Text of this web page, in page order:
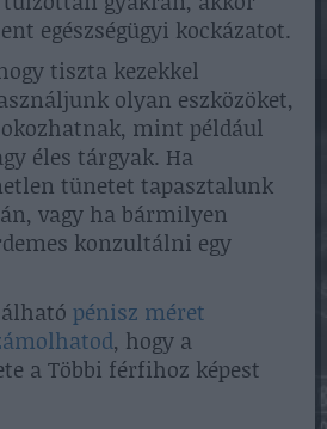
egészségügyi kockázatot.
tiszta kezekkel
olyan eszközöket,
mint például
éles tárgyak. Ha
tünetet tapasztalunk
vagy ha bármilyen
konzultálni egy
pénisz méret
, hogy a
a Többi férfihoz képest